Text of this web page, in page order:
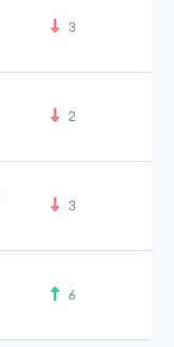
3
2
3
6